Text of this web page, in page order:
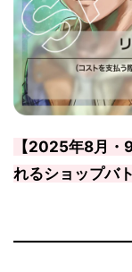
【2025年8月・
れるショップバ